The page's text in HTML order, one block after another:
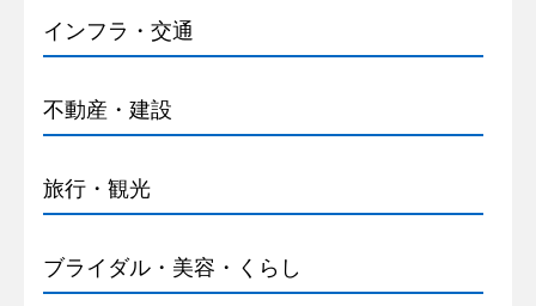
インフラ・交通
不動産・建設
旅行・観光
ブライダル・美容・くらし